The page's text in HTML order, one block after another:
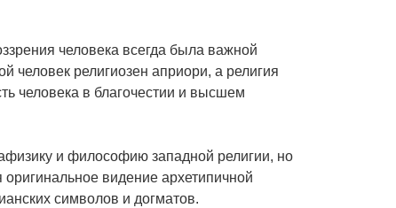
человека всегда была важной
религиозен априори, а религия
человека в благочестии и высшем
и философию западной религии, но
оригинальное видение архетипичной
символов и догматов.